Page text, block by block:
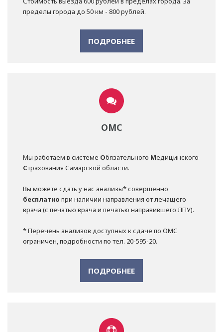
пределы города до 50 км - 800 рублей.
ПОДРОБНЕЕ
ОМС
Мы работаем в системе Обязательного Медицинского
Страхования Самарской области.
Вы можете сдать у нас анализы* совершенно
бесплатно при наличии направления от лечащего
врача (с печатью врача и печатью направившего ЛПУ).
* Перечень анализов доступных к сдаче по ОМС
ограничен, подробности по тел. 20-595-20.
ПОДРОБНЕЕ